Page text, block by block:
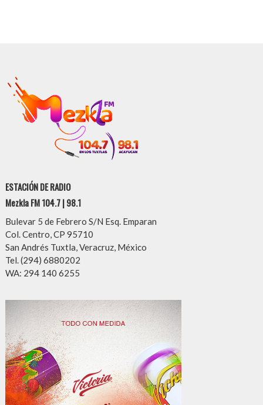
ESTACIÓN DE RADIO
Mezkla FM 104.7 | 98.1
Bulevar 5 de Febrero S/N Esq. Emparan
Col. Centro, CP 95710
San Andrés Tuxtla, Veracruz, México
Tel. (294) 6880202
WA: 294 140 6255